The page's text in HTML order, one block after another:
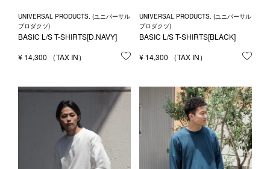
UNIVERSAL PRODUCTS. (ユニバーサル
プロダクツ)
BASIC L/S T-SHIRTS[D.NAVY]
¥ 14,300 お気に入りに登録する
UNIVERSAL PRODUCTS. (ユニバーサル
プロダクツ)
BASIC L/S T-SHIRTS[BLACK]
¥ 14,300